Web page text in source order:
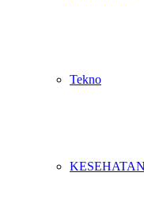
Tekno
KESEHATAN